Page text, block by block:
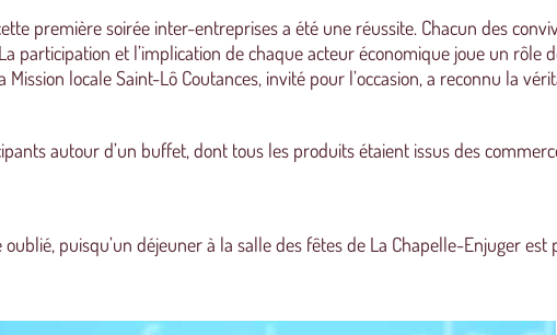
première soirée inter-entreprises a été une réussite. Chacun des
participation et l’implication de chaque acteur économique joue un rôle
locale Saint-Lô Coutances, invité pour l’occasion, a reconnu la
autour d’un buffet, dont tous les produits étaient issus des
oublié, puisqu’un déjeuner à la salle des fêtes de La Chapelle-Enjuger